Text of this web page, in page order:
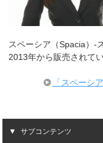
スペーシア（Spacia）-
2013年から販売されて
「スペーシ
サブコンテンツ